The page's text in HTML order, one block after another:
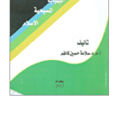
إختياراتنا
أكاديمية
صندوق
English
books
حدود
أسئلة
أسئلة
تحميل
masmu3
المواضيع
مبيعاً
إختياراتنا
تعليمية
الصحة
والعناية
الشخصية